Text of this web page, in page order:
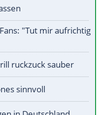
"Tut mir aufrichtig
ruckzuck sauber
sinnvoll